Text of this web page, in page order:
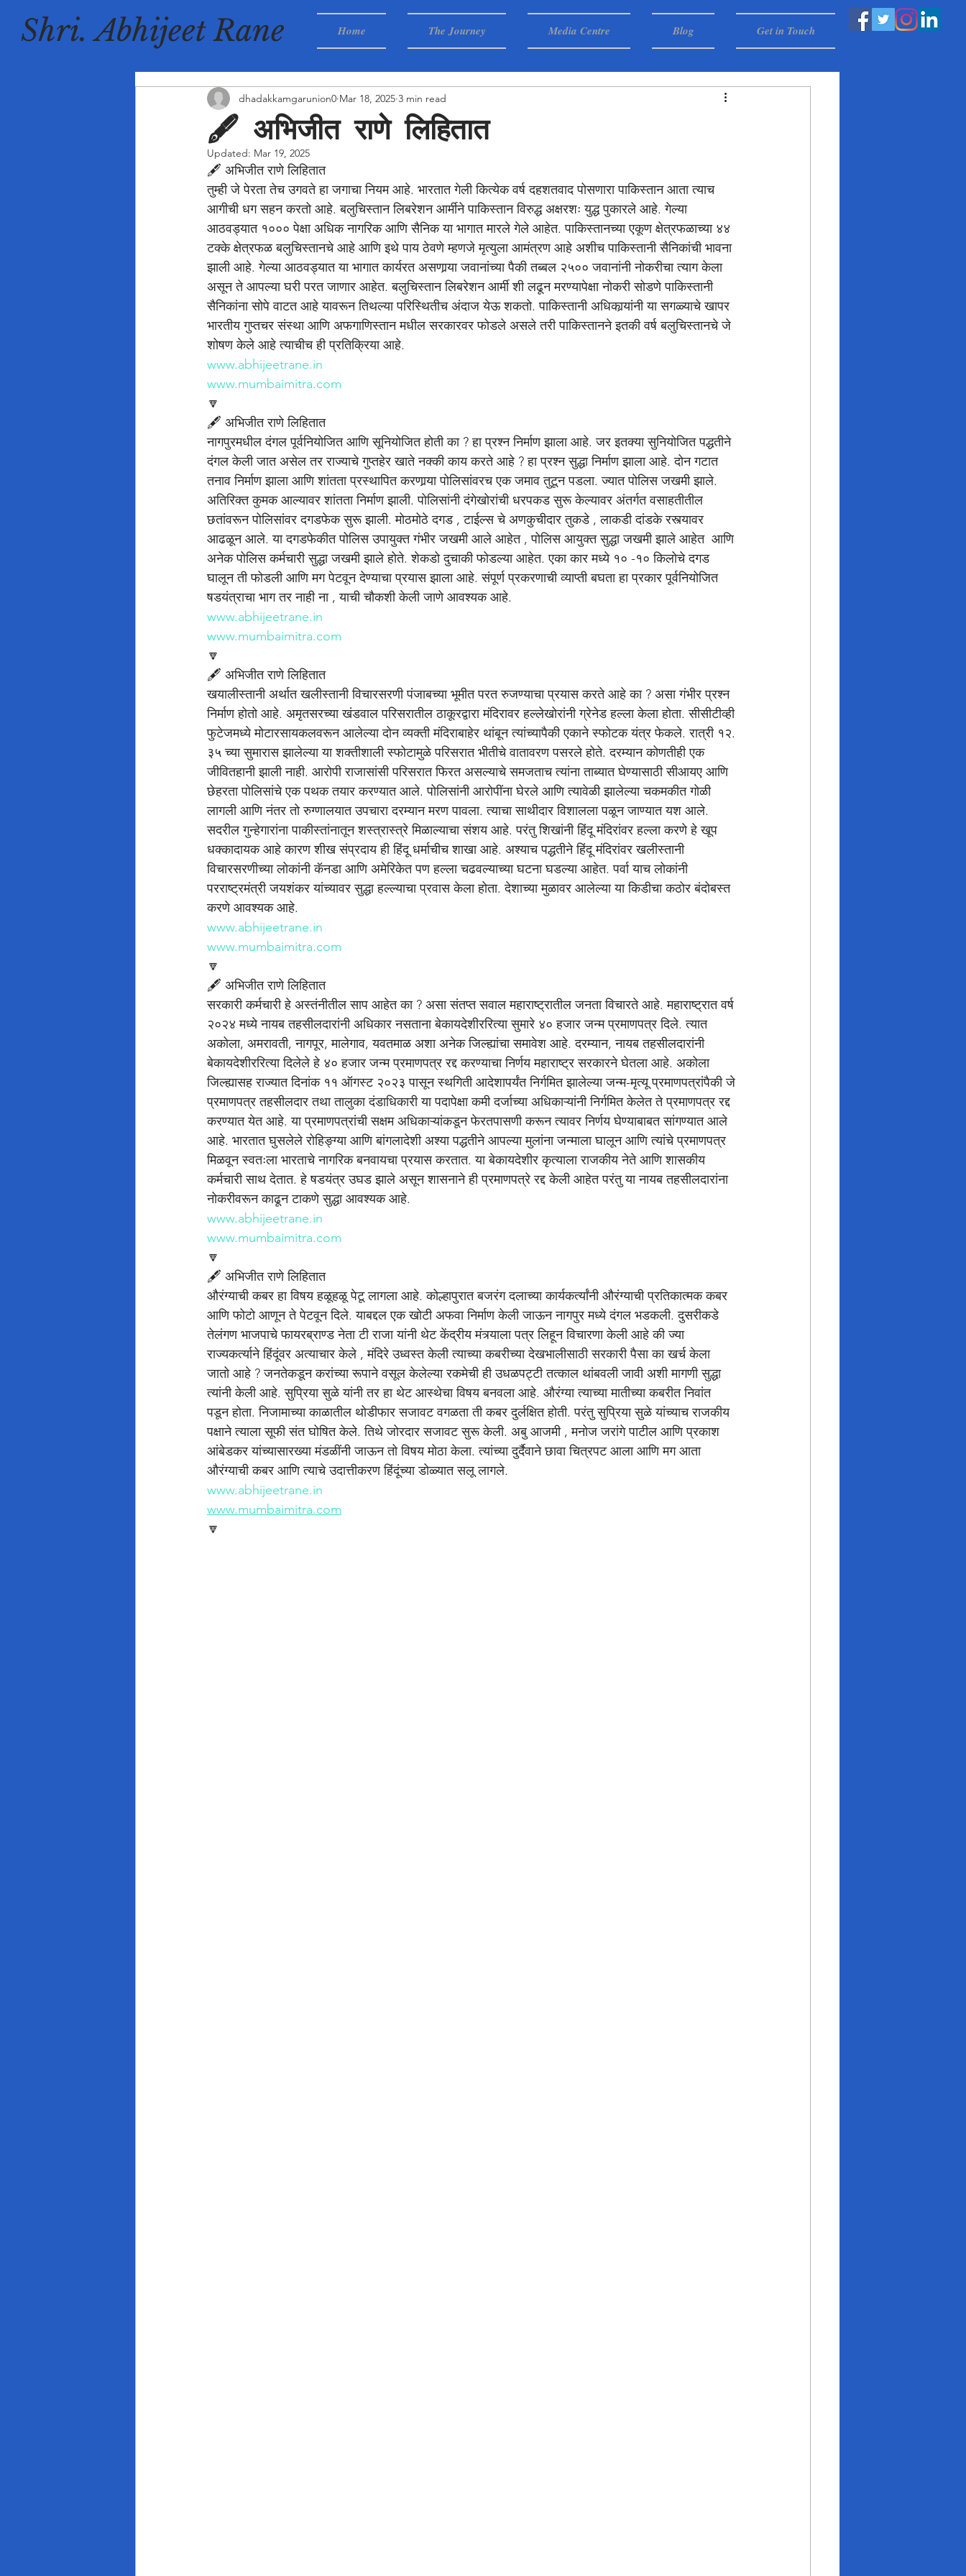
Shri. Abhijeet Rane Home The Journey Media Centre Blog Get in Touch
🖋️ अभिजीत राणे लिहितात
dhadakkamgarunion0 Mar 18, 2025 3 min read
Updated: Mar 19, 2025
🖋️ अभिजीत राणे लिहितात
तुम्ही जे पेरता तेच उगवते हा जगाचा नियम आहे. भारतात गेली कित्येक वर्ष दहशतवाद पोसणारा पाकिस्तान आता त्याच
आगीची धग सहन करतो आहे. बलुचिस्तान लिबरेशन आर्मीने पाकिस्तान विरुद्ध अक्षरशः युद्ध पुकारले आहे. गेल्या
आठवड्यात १००० पेक्षा अधिक नागरिक आणि सैनिक या भागात मारले गेले आहेत. पाकिस्तानच्या एकूण क्षेत्रफळाच्या ४४
टक्के क्षेत्रफळ बलुचिस्तानचे आहे आणि इथे पाय ठेवणे म्हणजे मृत्युला आमंत्रण आहे अशीच पाकिस्तानी सैनिकांची भावना
झाली आहे. गेल्या आठवड्यात या भागात कार्यरत असणार्‍या जवानांच्या पैकी तब्बल २५०० जवानांनी नोकरीचा त्याग केला
असून ते आपल्या घरी परत जाणार आहेत. बलुचिस्तान लिबरेशन आर्मी शी लढून मरण्यापेक्षा नोकरी सोडणे पाकिस्तानी
सैनिकांना सोपे वाटत आहे यावरून तिथल्या परिस्थितीच अंदाज येऊ शकतो. पाकिस्तानी अधिकार्‍यांनी या सगळ्याचे खापर
भारतीय गुप्तचर संस्था आणि अफगाणिस्तान मधील सरकारवर फोडले असले तरी पाकिस्तानने इतकी वर्ष बलुचिस्तानचे जे
शोषण केले आहे त्याचीच ही प्रतिक्रिया आहे.
www.abhijeetrane.in
www.mumbaimitra.com
🔽
🖋️ अभिजीत राणे लिहितात
नागपुरमधील दंगल पूर्वनियोजित आणि सूनियोजित होती का ? हा प्रश्न निर्माण झाला आहे. जर इतक्या सुनियोजित पद्धतीने
दंगल केली जात असेल तर राज्याचे गुप्तहेर खाते नक्की काय करते आहे ? हा प्रश्न सुद्धा निर्माण झाला आहे. दोन गटात
तनाव निर्माण झाला आणि शांतता प्रस्थापित करणार्‍या पोलिसांवरच एक जमाव तुटून पडला. ज्यात पोलिस जखमी झाले.
अतिरिक्त कुमक आल्यावर शांतता निर्माण झाली. पोलिसांनी दंगेखोरांची धरपकड सुरू केल्यावर अंतर्गत वसाहतीतील
छतांवरून पोलिसांवर दगडफेक सुरू झाली. मोठमोठे दगड , टाईल्स चे अणकुचीदार तुकडे , लाकडी दांडके रस्त्यावर
आढळून आले. या दगडफेकीत पोलिस उपायुक्त गंभीर जखमी आले आहेत , पोलिस आयुक्त सुद्धा जखमी झाले आहेत  आणि
अनेक पोलिस कर्मचारी सुद्धा जखमी झाले होते. शेकडो दुचाकी फोडल्या आहेत. एका कार मध्ये १० -१० किलोचे दगड
घालून ती फोडली आणि मग पेटवून देण्याचा प्रयास झाला आहे. संपूर्ण प्रकरणाची व्याप्ती बघता हा प्रकार पूर्वनियोजित
षडयंत्राचा भाग तर नाही ना , याची चौकशी केली जाणे आवश्यक आहे.
www.abhijeetrane.in
www.mumbaimitra.com
🔽
🖋️ अभिजीत राणे लिहितात
खयालीस्तानी अर्थात खलीस्तानी विचारसरणी पंजाबच्या भूमीत परत रुजण्याचा प्रयास करते आहे का ? असा गंभीर प्रश्न
निर्माण होतो आहे. अमृतसरच्या खंडवाल परिसरातील ठाकूरद्वारा मंदिरावर हल्लेखोरांनी ग्रेनेड हल्ला केला होता. सीसीटीव्ही
फुटेजमध्ये मोटारसायकलवरून आलेल्या दोन व्यक्ती मंदिराबाहेर थांबून त्यांच्यापैकी एकाने स्फोटक यंत्र फेकले. रात्री १२.
३५ च्या सुमारास झालेल्या या शक्तीशाली स्फोटामुळे परिसरात भीतीचे वातावरण पसरले होते. दरम्यान कोणतीही एक
जीवितहानी झाली नाही. आरोपी राजासांसी परिसरात फिरत असल्याचे समजताच त्यांना ताब्यात घेण्यासाठी सीआयए आणि
छेहरता पोलिसांचे एक पथक तयार करण्यात आले. पोलिसांनी आरोपींना घेरले आणि त्यावेळी झालेल्या चकमकीत गोळी
लागली आणि नंतर तो रुग्णालयात उपचारा दरम्यान मरण पावला. त्याचा साथीदार विशालला पळून जाण्यात यश आले.
सदरील गुन्हेगारांना पाकीस्तांनातून शस्त्रास्त्रे मिळाल्याचा संशय आहे. परंतु शिखांनी हिंदू मंदिरांवर हल्ला करणे हे खूप
धक्कादायक आहे कारण शीख संप्रदाय ही हिंदू धर्माचीच शाखा आहे. अश्याच पद्धतीने हिंदू मंदिरांवर खलीस्तानी
विचारसरणीच्या लोकांनी कॅनडा आणि अमेरिकेत पण हल्ला चढवल्याच्या घटना घडल्या आहेत. पर्वा याच लोकांनी
परराष्ट्रमंत्री जयशंकर यांच्यावर सुद्धा हल्ल्याचा प्रवास केला होता. देशाच्या मुळावर आलेल्या या किडीचा कठोर बंदोबस्त
करणे आवश्यक आहे.
www.abhijeetrane.in
www.mumbaimitra.com
🔽
🖋️ अभिजीत राणे लिहितात
सरकारी कर्मचारी हे अस्तंनीतील साप आहेत का ? असा संतप्त सवाल महाराष्ट्रातील जनता विचारते आहे. महाराष्ट्रात वर्ष
२०२४ मध्ये नायब तहसीलदारांनी अधिकार नसताना बेकायदेशीररित्या सुमारे ४० हजार जन्म प्रमाणपत्र दिले. त्यात
अकोला, अमरावती, नागपूर, मालेगाव, यवतमाळ अशा अनेक जिल्ह्यांचा समावेश आहे. दरम्यान, नायब तहसीलदारांनी
बेकायदेशीररित्या दिलेले हे ४० हजार जन्म प्रमाणपत्र रद्द करण्याचा निर्णय महाराष्ट्र सरकारने घेतला आहे. अकोला
जिल्ह्यासह राज्यात दिनांक ११ ऑगस्ट २०२३ पासून स्थगिती आदेशापर्यंत निर्गमित झालेल्या जन्म-मृत्यू प्रमाणपत्रांपैकी जे
प्रमाणपत्र तहसीलदार तथा तालुका दंडाधिकारी या पदापेक्षा कमी दर्जाच्या अधिकाऱ्यांनी निर्गमित केलेत ते प्रमाणपत्र रद्द
करण्यात येत आहे. या प्रमाणपत्रांची सक्षम अधिकाऱ्यांकडून फेरतपासणी करून त्यावर निर्णय घेण्याबाबत सांगण्यात आले
आहे. भारतात घुसलेले रोहिङ्ग्या आणि बांगलादेशी अश्या पद्धतीने आपल्या मुलांना जन्माला घालून आणि त्यांचे प्रमाणपत्र
मिळवून स्वतःला भारताचे नागरिक बनवायचा प्रयास करतात. या बेकायदेशीर कृत्याला राजकीय नेते आणि शासकीय
कर्मचारी साथ देतात. हे षडयंत्र उघड झाले असून शासनाने ही प्रमाणपत्रे रद्द केली आहेत परंतु या नायब तहसीलदारांना
नोकरीवरून काढून टाकणे सुद्धा आवश्यक आहे.
www.abhijeetrane.in
www.mumbaimitra.com
🔽
🖋️ अभिजीत राणे लिहितात
औरंग्याची कबर हा विषय हळूहळू पेटू लागला आहे. कोल्हापुरात बजरंग दलाच्या कार्यकर्त्यांनी औरंग्याची प्रतिकात्मक कबर
आणि फोटो आणून ते पेटवून दिले. याबद्दल एक खोटी अफवा निर्माण केली जाऊन नागपुर मध्ये दंगल भडकली. दुसरीकडे
तेलंगण भाजपाचे फायरब्राण्ड नेता टी राजा यांनी थेट केंद्रीय मंत्र्‍याला पत्र लिहून विचारणा केली आहे की ज्या
राज्यकर्त्याने हिंदूंवर अत्याचार केले , मंदिरे उध्वस्त केली त्याच्या कबरीच्या देखभालीसाठी सरकारी पैसा का खर्च केला
जातो आहे ? जनतेकडून करांच्या रूपाने वसूल केलेल्या रकमेची ही उधळपट्टी तत्काल थांबवली जावी अशी मागणी सुद्धा
त्यांनी केली आहे. सुप्रिया सुळे यांनी तर हा थेट आस्थेचा विषय बनवला आहे. औरंग्या त्याच्या मातीच्या कबरीत निवांत
पडून होता. निजामाच्या काळातील थोडीफार सजावट वगळता ती कबर दुर्लक्षित होती. परंतु सुप्रिया सुळे यांच्याच राजकीय
पक्षाने त्याला सूफी संत घोषित केले. तिथे जोरदार सजावट सुरू केली. अबु आजमी , मनोज जरांगे पाटील आणि प्रकाश
आंबेडकर यांच्यासारख्या मंडळींनी जाऊन तो विषय मोठा केला. त्यांच्या दुर्दैवाने छावा चित्रपट आला आणि मग आता
औरंग्याची कबर आणि त्याचे उदात्तीकरण हिंदूंच्या डोळ्यात सलू लागले.
www.abhijeetrane.in
www.mumbaimitra.com
🔽